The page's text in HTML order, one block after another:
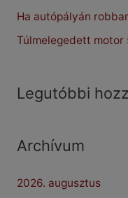
rHa autópályán
Túlmelegedett
Legutóbbi
Archívum
2026. augusztus